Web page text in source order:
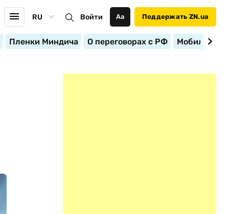
RU Войти Аа Поддержать ZN.ua
Пленки Миндича О переговорах с РФ